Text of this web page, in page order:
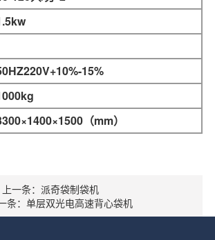
15%
（mm）
上一条：派奇袋制袋机
条：单层双光电高速背心袋机